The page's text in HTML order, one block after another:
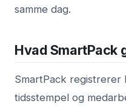
samme dag.
Hvad SmartPack
SmartPack
tidsstempel og